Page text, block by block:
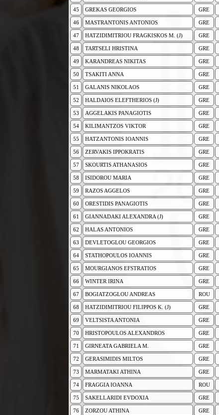
45 GREKAS GEORGIOS GRE
46 MASTRANTONIS ANTONIOS GRE
47 HATZIDIMITRIOU FRAGKISKOS M. (J) GRE
48 TARTSELI HRISTINA GRE
49 KARANDREAS NIKITAS GRE
50 TSAKITI ANNA GRE
51 GALANIS NIKOLAOS GRE
52 HALDAIOS ELEFTHERIOS (J) GRE
53 AGGELAKIS PANAGIOTIS GRE
54 KILIMANTZOS VIKTOR GRE
55 HATZANTONIS IOANNIS GRE
56 ZERVAKIS IPPOKRATIS GRE
57 SKOURTIS ATHANASIOS GRE
58 ISIDOROU MARIA GRE
59 RAZOS AGGELOS GRE
60 ORESTIDIS PANAGIOTIS GRE
61 GIANNADAKI ALEXANDRA (J) GRE
62 HALAS ANTONIOS GRE
63 DEVLETOGLOU GEORGIOS GRE
64 STATHOPOULOS IOANNIS GRE
65 MOURGIANOS EFSTRATIOS GRE
66 WINTER IRINA GRE
67 BOGIATZOGLOU ANDREAS ROU
68 HATZIDIMITRIOU FILIPPOS K. (J) GRE
69 VELTSISTA ANTONIA GRE
70 HRISTOPOULOS ALEXANDROS GRE
71 GIRNEATA GABRIELA M. GRE
72 GERASIMIDIS MILTOS GRE
73 MARMATAKI ATHINA GRE
74 FRAGGIA IOANNA ROU
75 SAKELLARIDI EVDOXIA GRE
76 ZORZOU ATHINA GRE